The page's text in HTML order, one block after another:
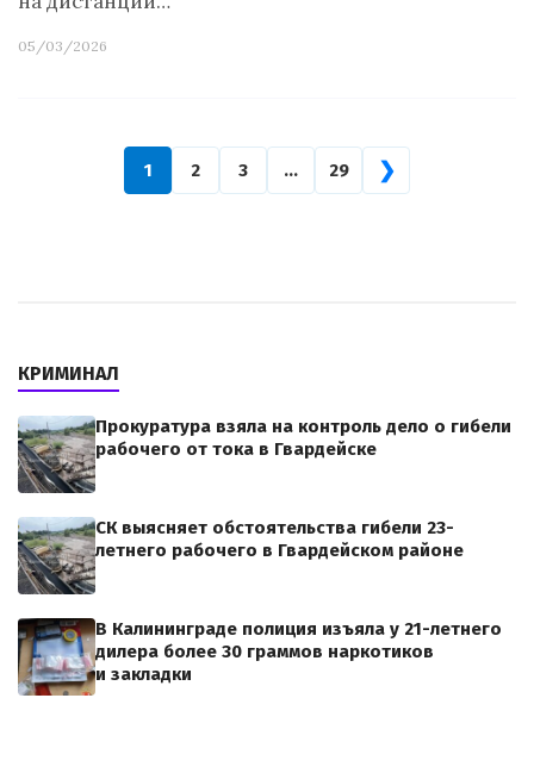
05/03/2026
1 2 3 … 29 ❯
КРИМИНАЛ
Прокуратура взяла на контроль дело о гибели
рабочего от тока в Гвардейске
СК выясняет обстоятельства гибели 23-
летнего рабочего в Гвардейском районе
В Калининграде полиция изъяла у 21-летнего
дилера более 30 граммов наркотиков
и закладки